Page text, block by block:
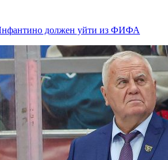
должен уйти из ФИФА